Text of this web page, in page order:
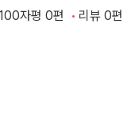
자평 0편 리뷰 0편